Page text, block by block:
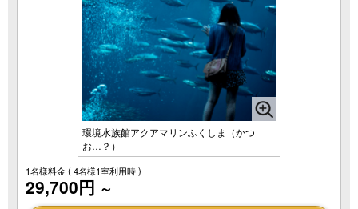
環境水族館アクアマリンふくしま（かつ
お…？）
1名様料金( 4名様1室利用時 )
29,700円 ～